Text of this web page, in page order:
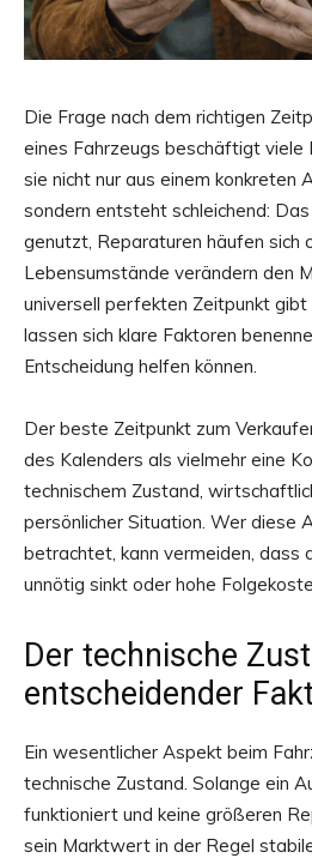
Die Frage nach dem richtigen
eines Fahrzeugs beschäftigt viele
sie nicht nur aus einem konkreten
sondern entsteht schleichend:
genutzt, Reparaturen häufen sich
Lebensumstände verändern den
universell perfekten Zeitpunkt gibt
lassen sich klare Faktoren
Entscheidung helfen können.
Der beste Zeitpunkt zum
des Kalenders als vielmehr eine
technischem Zustand,
persönlicher Situation. Wer diese
betrachtet, kann vermeiden, dass
unnötig sinkt oder hohe
Der technische
entscheidender
Ein wesentlicher Aspekt beim
technische Zustand. Solange ein
funktioniert und keine größeren
sein Marktwert in der Regel